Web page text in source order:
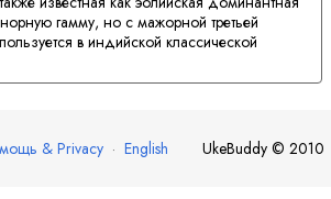
гамму, но с мажорной третьей
в индийской классической
& Privacy · English UkeBuddy © 2010